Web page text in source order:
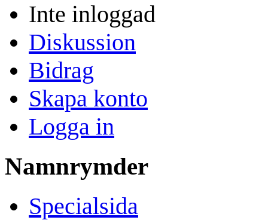
Inte inloggad
Diskussion
Bidrag
Skapa konto
Logga in
Namnrymder
Specialsida